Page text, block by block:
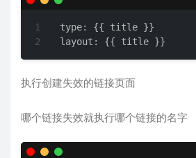
type: {{ title }}
layout: {{ title }}
执行创建失效的链接页面
哪个链接失效就执行哪个链接的名字